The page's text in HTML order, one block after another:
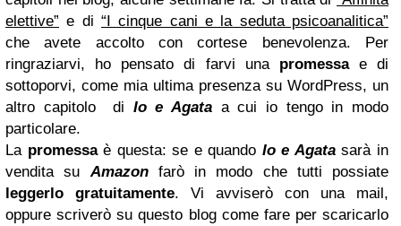
elettive” e di “I cinque cani e la seduta psicoanalitica”
che avete accolto con cortese benevolenza. Per
ringraziarvi, ho pensato di farvi una promessae di
sottoporvi, come mia ultima presenza su WordPress, un
altro capitolo di Io e Agata a cui io tengo in modo
particolare.
La promessaè questa: se e quando Io e Agatasarà in
vendita suAmazonfarò in modo che tutti possiate
leggerlo gratuitamente. Vi avviserò con una mail,
oppure scriverò su questo blog come fare per scaricarlo